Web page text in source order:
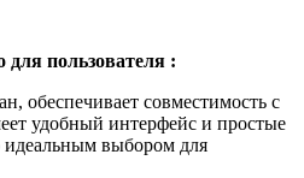
для пользователя :
обеспечивает совместимость с
удобный интерфейс и простые
идеальным выбором для